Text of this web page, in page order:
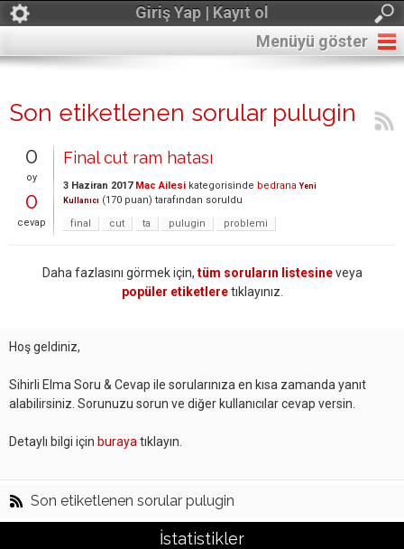
Giriş Yap | Kayıt ol
Menüyü göster
Son etiketlenen sorular pulugin
0
oy
0
cevap
Final cut ram hatası
3 Haziran 2017 Mac Ailesi kategorisinde bedrana Yeni
Kullanıcı (170 puan) tarafından soruldu
final
cut ta pulugin problemi
Daha fazlasını görmek için, tüm soruların listesineveya
popüler etiketleretıklayınız.
Hoş geldiniz,
Sihirli Elma Soru & Cevap ile sorularınıza en kısa zamanda yanıt
alabilirsiniz. Sorunuzu sorun ve diğer kullanıcılar cevap versin.
Detaylı bilgi için buraya tıklayın.
Son etiketlenen sorular pulugin
İstatistikler